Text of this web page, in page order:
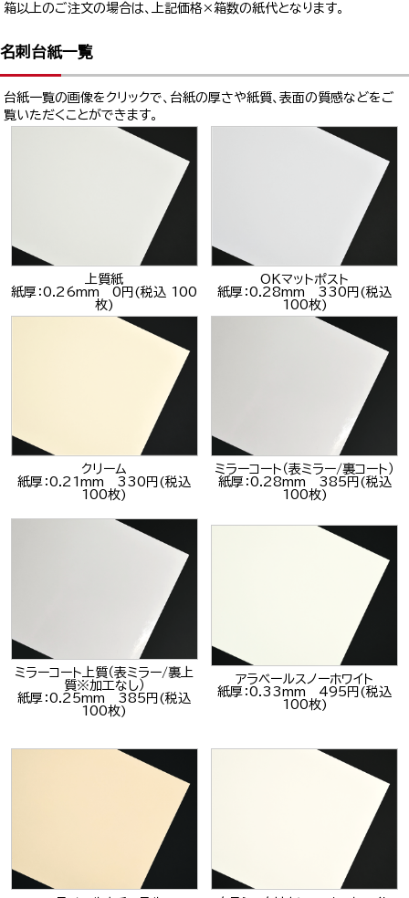
箱以上のご注文の場合は、上記価格×箱数の紙代となります。
名刺台紙一覧
台紙一覧の画像をクリックで、台紙の厚さや紙質、表面の質感などをご
覧いただくことができます。
上質紙
紙厚：0.26mm 0円(税込 100
枚)
OKマットポスト
紙厚：0.28mm 330円(税込
100枚)
クリーム
紙厚：0.21mm 330円(税込
100枚)
ミラーコート（表ミラー/裏コート）
紙厚：0.28mm 385円(税込
100枚)
ミラーコート上質（表ミラー/裏上
質※加工なし）
紙厚：0.25mm 385円(税込
100枚)
アラベールスノーホワイト
紙厚：0.33mm 495円(税込
100枚)